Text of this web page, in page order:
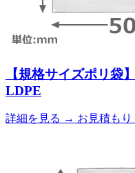
【規格サイズポリ
LDPE
詳細を見る → お見積もり